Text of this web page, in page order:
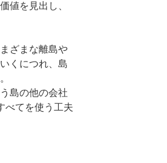
値を見出し、
ざまな離島や
くにつれ、島
島の他の会社
べてを使う工夫